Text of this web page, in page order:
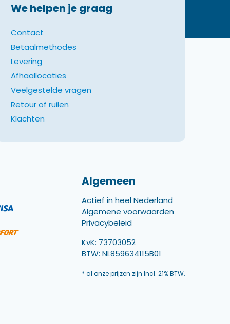
We helpen je graag
Contact
Betaalmethodes
Levering
Afhaallocaties
Veelgestelde vragen
Retour of ruilen
Klachten
Algemeen
Actief in heel Nederland
Algemene voorwaarden
Privacybeleid
KvK: 73703052
BTW: NL859634115B01
* al onze prijzen zijn Incl. 21% BTW.